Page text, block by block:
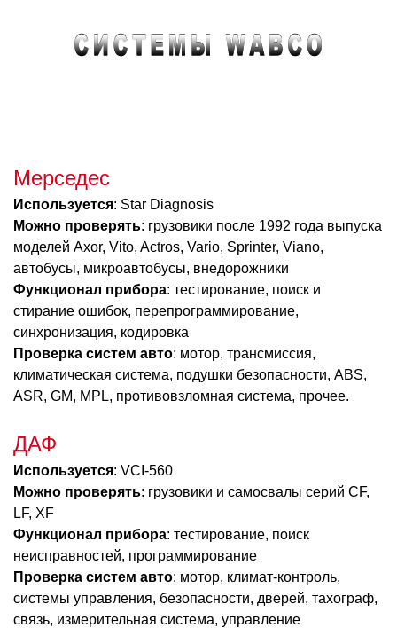
Мерседес
Используется: Star Diagnosis
Можно проверять: грузовики после 1992 года выпуска
моделей Axor, Vito, Actros, Vario, Sprinter, Viano,
автобусы, микроавтобусы, внедорожники
Функционал прибора: тестирование, поиск и
стирание ошибок, перепрограммирование,
синхронизация, кодировка
Проверка систем авто: мотор, трансмиссия,
климатическая система, подушки безопасности, ABS,
ASR, GM, MPL, противовзломная система, прочее.
ДАФ
Используется: VCI-560
Можно проверять: грузовики и самосвалы серий CF,
LF, XF
Функционал прибора: тестирование, поиск
неисправностей, программирование
Проверка систем авто: мотор, климат-контроль,
системы управления, безопасности, дверей, тахограф,
связь, измерительная система, управление